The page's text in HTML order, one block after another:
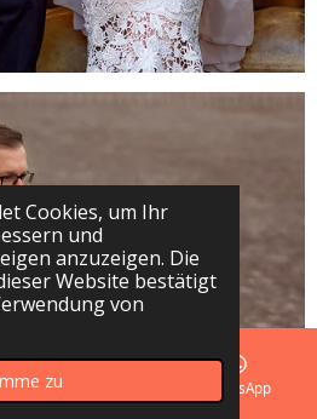
Cookies, um Ihr
und
anzuzeigen. Die
Website bestätigt
von
zu WhatsApp